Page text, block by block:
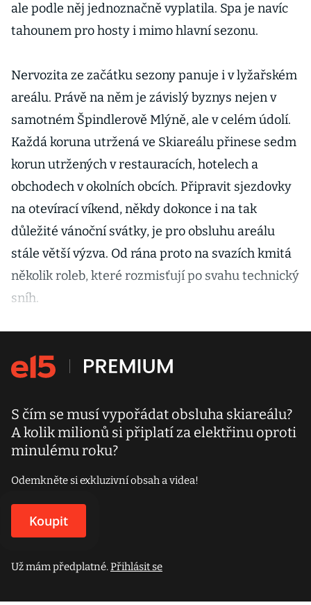
ale podle něj jednoznačně vyplatila. Spa je navíc
tahounem pro hosty i mimo hlavní sezonu.
Nervozita ze začátku sezony panuje i v lyžařském
areálu. Právě na něm je závislý byznys nejen v
samotném Špindlerově Mlýně, ale v celém údolí.
Každá koruna utržená ve Skiareálu přinese sedm
korun utržených v restauracích, hotelech a
obchodech v okolních obcích. Připravit sjezdovky
na otevírací víkend, někdy dokonce i na tak
důležité vánoční svátky, je pro obsluhu areálu
stále větší výzva. Od rána proto na svazích kmitá
několik roleb, které rozmisťují po svahu technický
sníh.
S čím se musí vypořádat obsluha skiareálu?
A kolik milionů si připlatí za elektřinu oproti
minulému roku?
Odemkněte si exkluzivní obsah a videa!
Koupit
Už mám předplatné.Přihlásit se